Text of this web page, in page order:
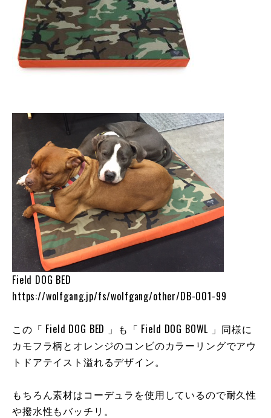
Field DOG BED
https://wolfgang.jp/fs/wolfgang/other/DB-001-99
この「 Field DOG BED 」も「 Field DOG BOWL 」同様に
カモフラ柄とオレンジのコンビのカラーリングでアウ
トドアテイスト溢れるデザイン。
もちろん素材はコーデュラを使用しているので耐久性
や撥水性もバッチリ。